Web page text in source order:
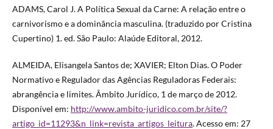
ADAMS, Carol J. A Política Sexual da Carne: A relação entre o
carnivorismo e a dominância masculina. (traduzido por Cristina
Cupertino) 1. ed. São Paulo: Alaúde Editoral, 2012.
ALMEIDA, Elisangela Santos de; XAVIER; Elton Dias. O Poder
Normativo e Regulador das Agências Reguladoras Federais:
abrangência e limites. Âmbito Jurídico, 1 de março de 2012.
Disponível em: http://www.ambito-juridico.com.br/site/?
artigo_id=11293&n_link=revista_artigos_leitura. Acesso em: 27